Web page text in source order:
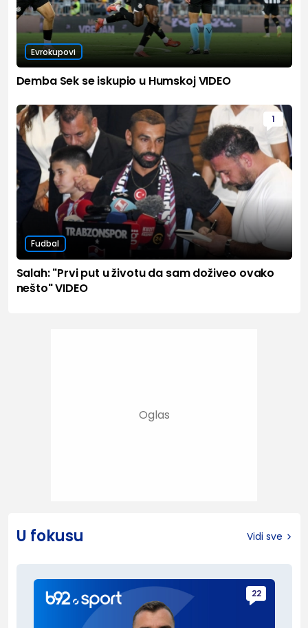
Evrokupovi
Demba Sek se iskupio u Humskoj VIDEO
1
Fudbal
Salah: "Prvi put u životu da sam doživeo ovako
nešto" VIDEO
U fokusu Vidi sve
22